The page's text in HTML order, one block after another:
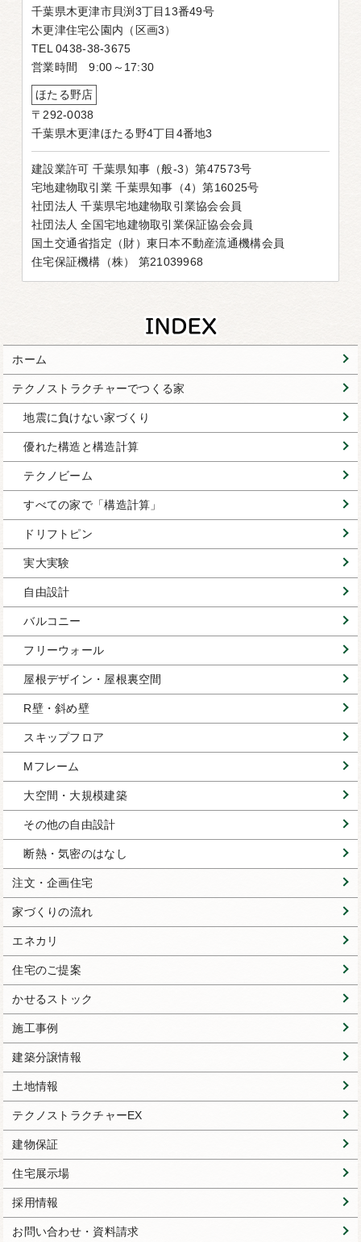
千葉県木更津市貝渕3丁目13番49号
木更津住宅公園内（区画3）
TEL 0438-38-3675
営業時間 9:00～17:30
ほたる野店
〒292-0038
千葉県木更津ほたる野4丁目4番地3
建設業許可 千葉県知事（般-3）第47573号
宅地建物取引業 千葉県知事（4）第16025号
社団法人 千葉県宅地建物取引業協会会員
社団法人 全国宅地建物取引業保証協会会員
国土交通省指定（財）東日本不動産流通機構会員
住宅保証機構（株） 第21039968
ホーム
テクノストラクチャーでつくる家
地震に負けない家づくり
優れた構造と構造計算
テクノビーム
すべての家で「構造計算」
ドリフトピン
実大実験
自由設計
バルコニー
フリーウォール
屋根デザイン・屋根裏空間
R壁・斜め壁
スキップフロア
Mフレーム
大空間・大規模建築
その他の自由設計
断熱・気密のはなし
注文・企画住宅
家づくりの流れ
エネカリ
住宅のご提案
かせるストック
施工事例
建築分譲情報
土地情報
テクノストラクチャーEX
建物保証
住宅展示場
採用情報
お問い合わせ・資料請求